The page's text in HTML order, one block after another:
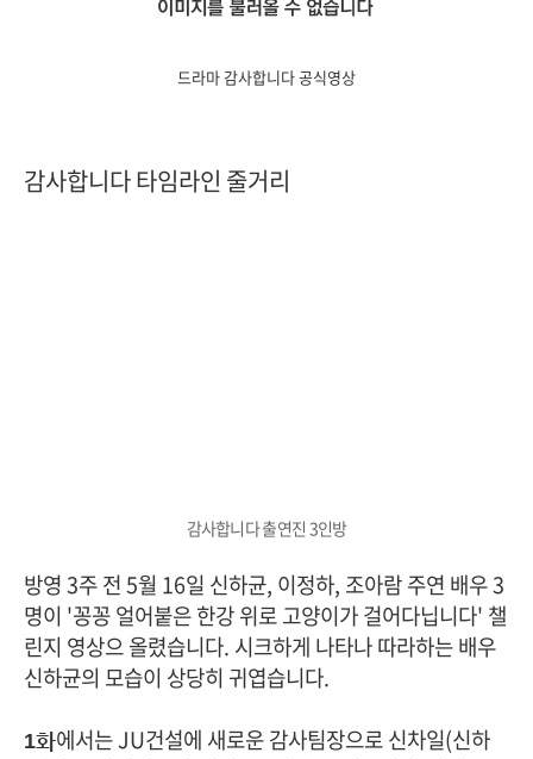
드라마 감사합니다 공식영상
감사합니다 타임라인 줄거리
감사합니다 출연진 3인방
방영 3주 전 5월 16일 신하균, 이정하, 조아람 주연 배우 3
명이 '꽁꽁 얼어붙은 한강 위로 고양이가 걸어다닙니다' 챌
린지 영상으 올렸습니다. 시크하게 나타나 따라하는 배우
신하균의 모습이 상당히 귀엽습니다.
1화에서는 JU건설에 새로운 감사팀장으로 신차일(신하